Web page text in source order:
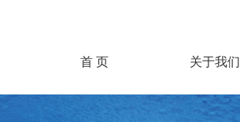
首 页 关于我们